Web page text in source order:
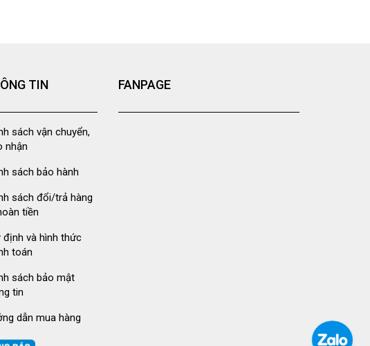
TIN
sách vận chuyển,
nhận
sách bảo hành
sách đổi/trả hàng
tiền
định và hình thức
toán
sách bảo mật
tin
dẫn mua hàng
FANPAGE